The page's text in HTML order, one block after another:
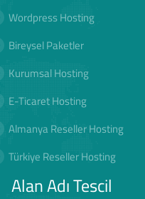
Wordpress Hosting
Bireysel Paketler
Kurumsal Hosting
E-Ticaret Hosting
Almanya Reseller Hosting
Türkiye Reseller Hosting
Alan Adı Tescil